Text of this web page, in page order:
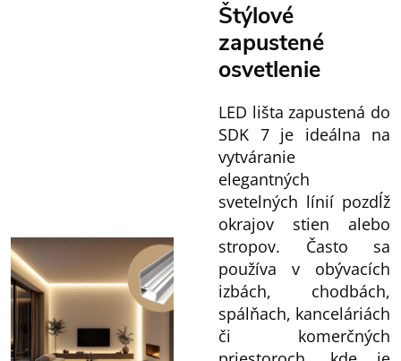
Štýlové
zapustené
osvetlenie
LED lišta zapustená do
SDK 7 je ideálna na
vytváranie
elegantných
svetelných línií pozdĺž
okrajov stien alebo
stropov. Často sa
používa v obývacích
izbách, chodbách,
spálňach, kanceláriách
či komerčných